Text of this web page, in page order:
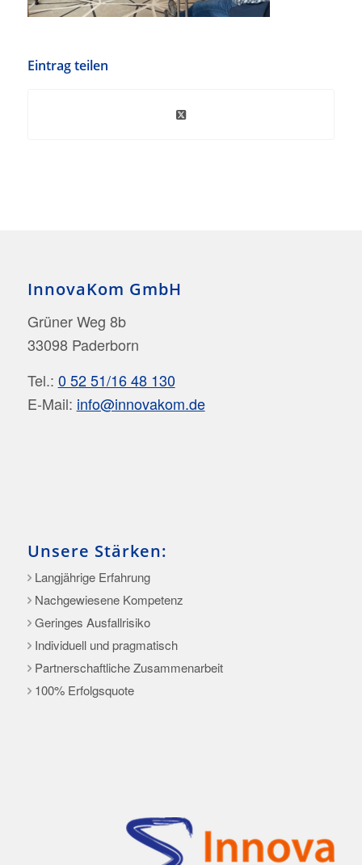
Eintrag teilen
InnovaKom GmbH
Grüner Weg 8b
33098 Paderborn
Tel.: 0 52 51/16 48 130
E-Mail: info@innovakom.de
Unsere Stärken:
Langjährige Erfahrung
Nachgewiesene Kompetenz
Geringes Ausfallrisiko
Individuell und pragmatisch
Partnerschaftliche Zusammenarbeit
100% Erfolgsquote